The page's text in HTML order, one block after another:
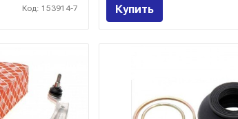
Код: 153914-7 Купить